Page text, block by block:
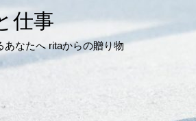
仕事
あなたへ ritaからの贈り物